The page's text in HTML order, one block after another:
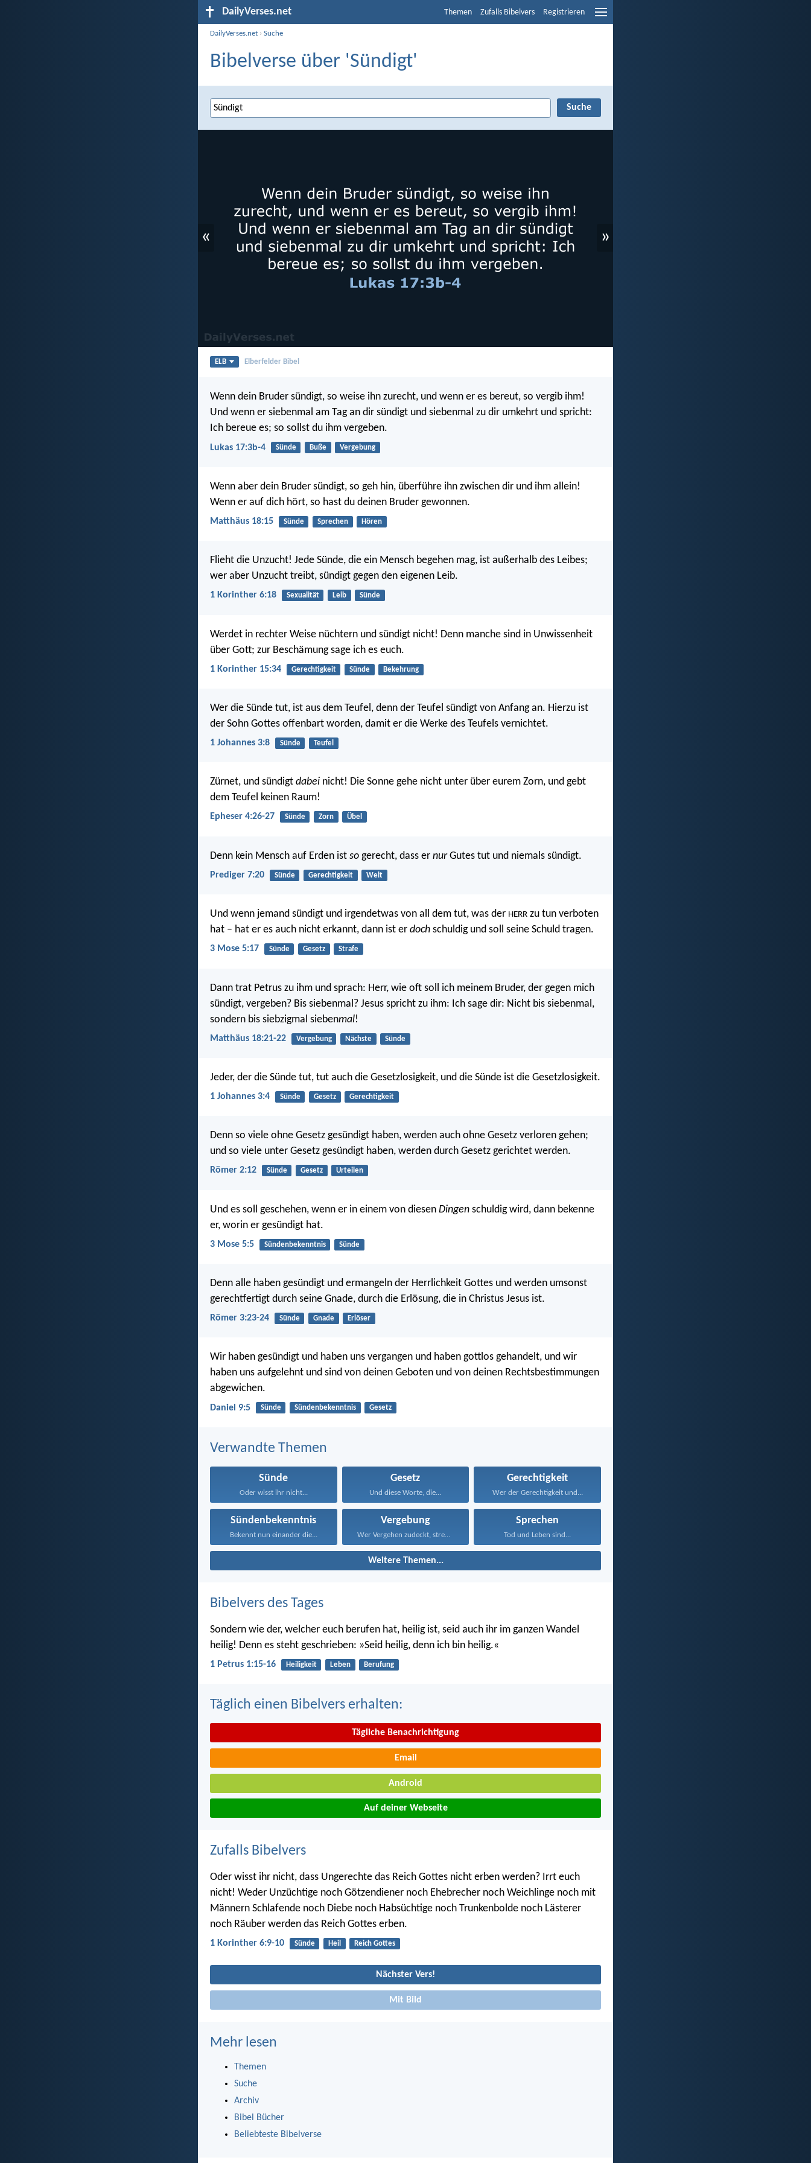
DailyVerses.net Themen Zufalls Bibelvers Registrieren
DailyVerses.net ›Suche
Bibelverse über 'Sündigt'
« »
ELB Elberfelder Bibel
Wenn dein Bruder sündigt, so weise ihn zurecht, und wenn er es bereut, so vergib ihm!
Und wenn er siebenmal am Tag an dir sündigt und siebenmal zu dir umkehrt und spricht:
Ich bereue es; so sollst du ihm vergeben.
Lukas 17:3b-4 Sünde Buße Vergebung
Wenn aber dein Bruder sündigt, so geh hin, überführe ihn zwischen dir und ihm allein!
Wenn er auf dich hört, so hast du deinen Bruder gewonnen.
Matthäus 18:15 Sünde Sprechen Hören
Flieht die Unzucht! Jede Sünde, die ein Mensch begehen mag, ist außerhalb des Leibes;
wer aber Unzucht treibt, sündigt gegen den eigenen Leib.
1 Korinther 6:18 Sexualität Leib Sünde
Werdet in rechter Weise nüchtern und sündigt nicht! Denn manche sind in Unwissenheit
über Gott; zur Beschämung sage ich es euch.
1 Korinther 15:34 Gerechtigkeit Sünde Bekehrung
Wer die Sünde tut, ist aus dem Teufel, denn der Teufel sündigt von Anfang an. Hierzu ist
der Sohn Gottes offenbart worden, damit er die Werke des Teufels vernichtet.
1 Johannes 3:8 Sünde Teufel
Zürnet, und sündigt dabei nicht! Die Sonne gehe nicht unter über eurem Zorn, und gebt
dem Teufel keinen Raum!
Epheser 4:26-27 Sünde Zorn Übel
Denn kein Mensch auf Erden ist so gerecht, dass er nurGutes tut und niemals sündigt.
Prediger 7:20 Sünde Gerechtigkeit Welt
Und wenn jemand sündigt und irgendetwas von all dem tut, was der HERR zu tun verboten
hat – hat er es auch nicht erkannt, dann ist er doch schuldig und soll seine Schuld tragen.
3 Mose 5:17 Sünde Gesetz Strafe
Dann trat Petrus zu ihm und sprach: Herr, wie oft soll ich meinem Bruder, der gegen mich
sündigt, vergeben? Bis siebenmal? Jesus spricht zu ihm: Ich sage dir: Nicht bis siebenmal,
sondern bis siebzigmal siebenmal!
Matthäus 18:21-22 Vergebung Nächste Sünde
Jeder, der die Sünde tut, tut auch die Gesetzlosigkeit, und die Sünde ist die Gesetzlosigkeit.
1 Johannes 3:4 Sünde Gesetz Gerechtigkeit
Denn so viele ohne Gesetz gesündigt haben, werden auch ohne Gesetz verloren gehen;
und so viele unter Gesetz gesündigt haben, werden durch Gesetz gerichtet werden.
Römer 2:12 Sünde Gesetz Urteilen
Und es soll geschehen, wenn er in einem von diesen Dingen schuldig wird, dann bekenne
er, worin er gesündigt hat.
3 Mose 5:5 Sündenbekenntnis Sünde
Denn alle haben gesündigt und ermangeln der Herrlichkeit Gottes und werden umsonst
gerechtfertigt durch seine Gnade, durch die Erlösung, die in Christus Jesus ist.
Römer 3:23-24 Sünde Gnade Erlöser
Wir haben gesündigt und haben uns vergangen und haben gottlos gehandelt, und wir
haben uns aufgelehnt und sind von deinen Geboten und von deinen Rechtsbestimmungen
abgewichen.
Daniel 9:5 Sünde Sündenbekenntnis Gesetz
Verwandte Themen
Sünde
Oder wisst ihr nicht...
Gesetz
Und diese Worte, die...
Gerechtigkeit
Wer der Gerechtigkeit und...
Sündenbekenntnis
Bekennt nun einander die...
Vergebung
Wer Vergehen zudeckt, strebt...
Sprechen
Tod und Leben sind...
Weitere Themen...
Bibelvers des Tages
Sondern wie der, welcher euch berufen hat, heilig ist, seid auch ihr im ganzen Wandel
heilig! Denn es steht geschrieben: »Seid heilig, denn ich bin heilig.«
1 Petrus 1:15-16 Heiligkeit Leben Berufung
Täglich einen Bibelvers erhalten:
Tägliche Benachrichtigung
Email
Android
Auf deiner Webseite
Zufalls Bibelvers
Oder wisst ihr nicht, dass Ungerechte das Reich Gottes nicht erben werden? Irrt euch
nicht! Weder Unzüchtige noch Götzendiener noch Ehebrecher noch Weichlinge noch mit
Männern Schlafende noch Diebe noch Habsüchtige noch Trunkenbolde noch Lästerer
noch Räuber werden das Reich Gottes erben.
1 Korinther 6:9-10 Sünde Heil Reich Gottes
Nächster Vers!
Mit Bild
Mehr lesen
Themen
Suche
Archiv
Bibel Bücher
Beliebteste Bibelverse